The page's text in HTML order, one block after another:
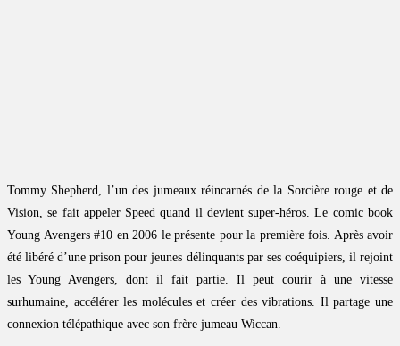
Tommy Shepherd, l’un des jumeaux réincarnés de la Sorcière rouge et de
Vision, se fait appeler Speed quand il devient super-héros. Le comic book
Young Avengers #10 en 2006 le présente pour la première fois. Après avoir
été libéré d’une prison pour jeunes délinquants par ses coéquipiers, il rejoint
les Young Avengers, dont il fait partie. Il peut courir à une vitesse
surhumaine, accélérer les molécules et créer des vibrations. Il partage une
connexion télépathique avec son frère jumeau Wiccan.